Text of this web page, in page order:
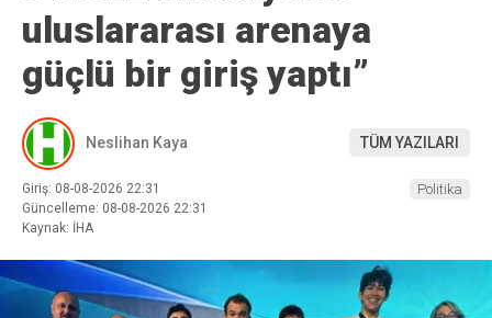
uluslararası arenaya
güçlü bir giriş yaptı”
Neslihan Kaya TÜM YAZILARI
Giriş: 08-08-2026 22:31
Güncelleme: 08-08-2026 22:31
Kaynak: İHA
Politika